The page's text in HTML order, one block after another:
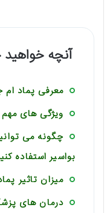
آنچه خواهید
معرفی پماد ام
ویژگی های
چگونه می
بواسیر استفاده
میزان تاثیر
درمان های